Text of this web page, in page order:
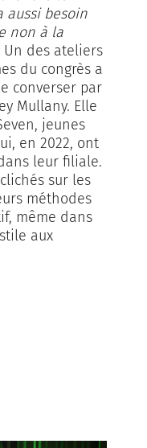
aussi besoin
non à la
Un des ateliers
du congrès a
converser par
Mullany. Elle
jeunes
en 2022, ont
leur filiale.
sur les
méthodes
même dans
aux